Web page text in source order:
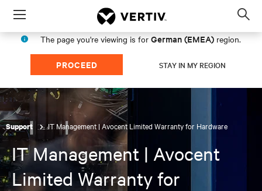
Menu
The page you're viewing is for German (EMEA) region.
PROCEED STAY IN MY REGION
Support IT Management | Avocent Limited Warranty for Hardware
IT Management | Avocent
Limited Warranty for